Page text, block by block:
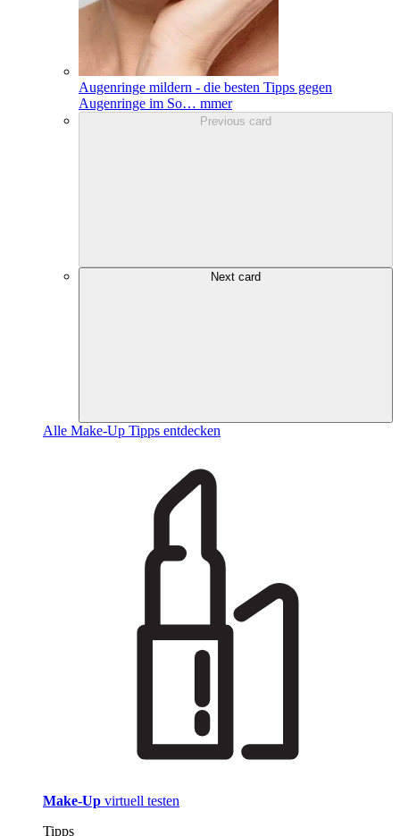
Augenringe mildern - die besten Tipps gegen
Augenringe im So… mmer
Previous card
Next card
Alle Make-Up Tipps entdecken
Make-Up virtuell testen
Tipps